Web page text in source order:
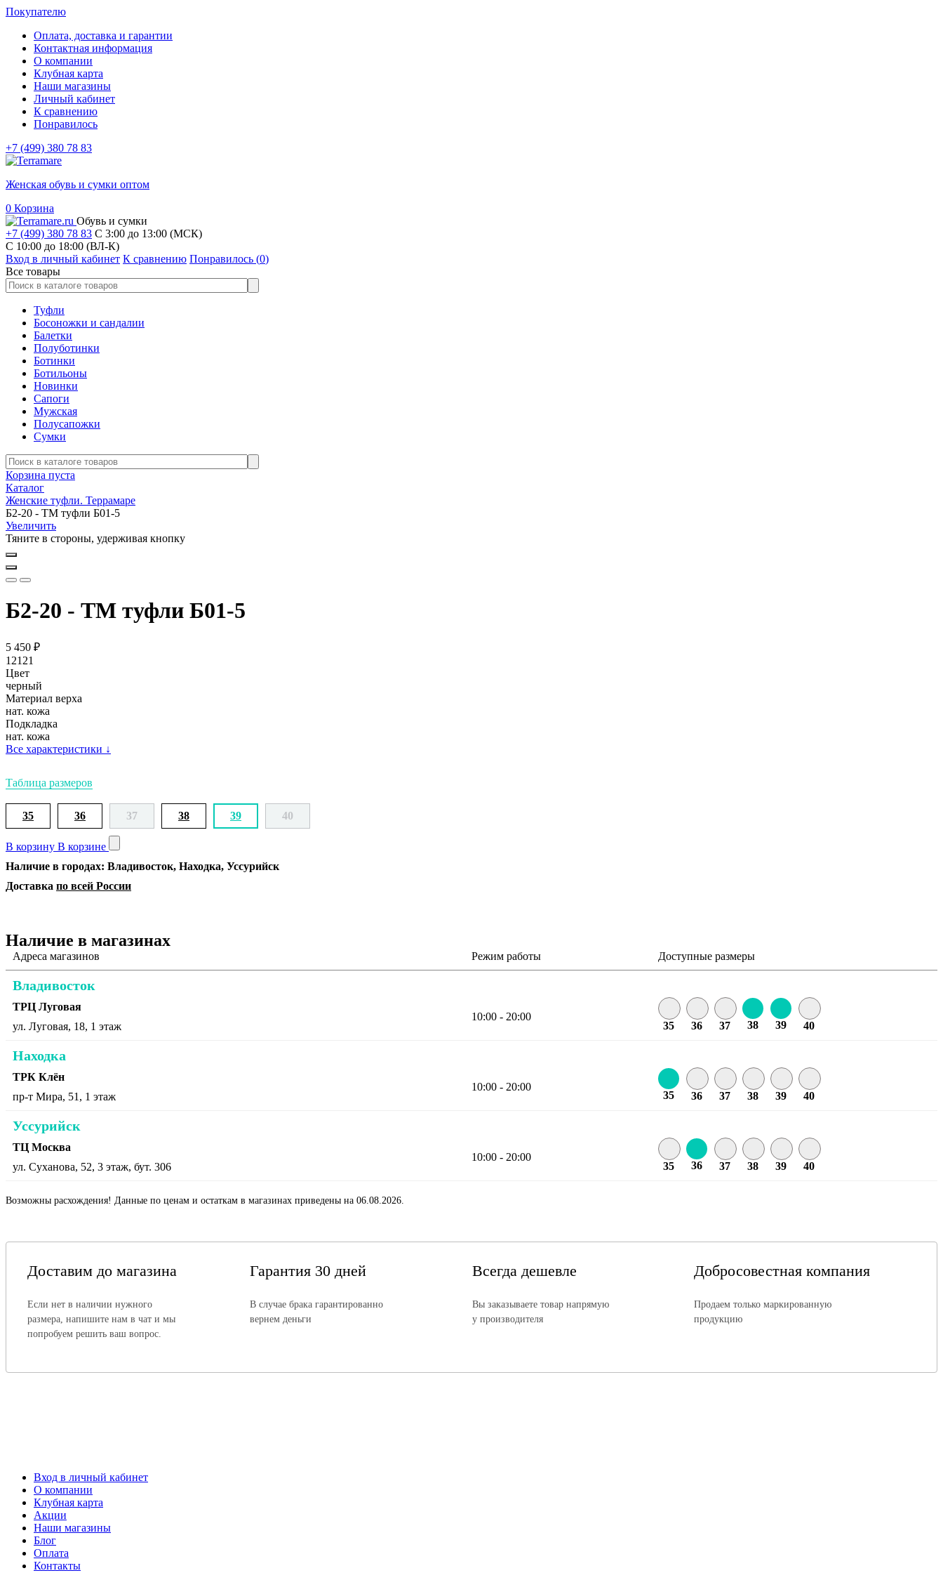
Покупателю
Оплата, доставка и гарантии
Контактная информация
О компании
Клубная карта
Наши магазины
Личный кабинет
К сравнению
Понравилось
+7 (499) 380 78 83
Женская обувь и сумки оптом
0 Корзина
Обувь и сумки
+7 (499) 380 78 83 С 3:00 до 13:00 (МСК)
C 10:00 до 18:00 (ВЛ-К)
Вход в личный кабинет К сравнению Понравилось (0)
Все товары
Туфли
Босоножки и сандалии
Балетки
Полуботинки
Ботинки
Ботильоны
Новинки
Сапоги
Мужская
Полусапожки
Сумки
Корзина пуста
Каталог
Женские туфли. Террамаре
Б2-20 - ТМ туфли Б01-5
Увеличить
Тяните в стороны, удерживая кнопку
Б2-20 - ТМ туфли Б01-5
5 450 ₽
12121
Цвет
черный
Материал верха
нат. кожа
Подкладка
нат. кожа
Все характеристики ↓
Таблица размеров
35 36 37 38 39 40
В корзину В корзине
Наличие в городах: Владивосток, Находка, Уссурийск
Доставка по всей России
Наличие в магазинах
Адреса магазинов Режим работы Доступные размеры
Владивосток
ТРЦ Луговая
ул. Луговая, 18, 1 этаж
10:00 - 20:00
35 36 37 38 39 40
Находка
ТРК Клён
пр-т Мира, 51, 1 этаж
10:00 - 20:00
35 36 37 38 39 40
Уссурийск
ТЦ Москва
ул. Суханова, 52, 3 этаж, бут. 306
10:00 - 20:00
35 36 37 38 39 40
Возможны расхождения! Данные по ценам и остаткам в магазинах приведены на 06.08.2026.
Доставим до магазина
Если нет в наличии нужного
размера, напишите нам в чат и мы
попробуем решить ваш вопрос.
Гарантия 30 дней
В случае брака гарантированно
вернем деньги
Всегда дешевле
Вы заказываете товар напрямую
у производителя
Добросовестная компания
Продаем только маркированную
продукцию
Вход в личный кабинет
О компании
Клубная карта
Акции
Наши магазины
Блог
Оплата
Контакты